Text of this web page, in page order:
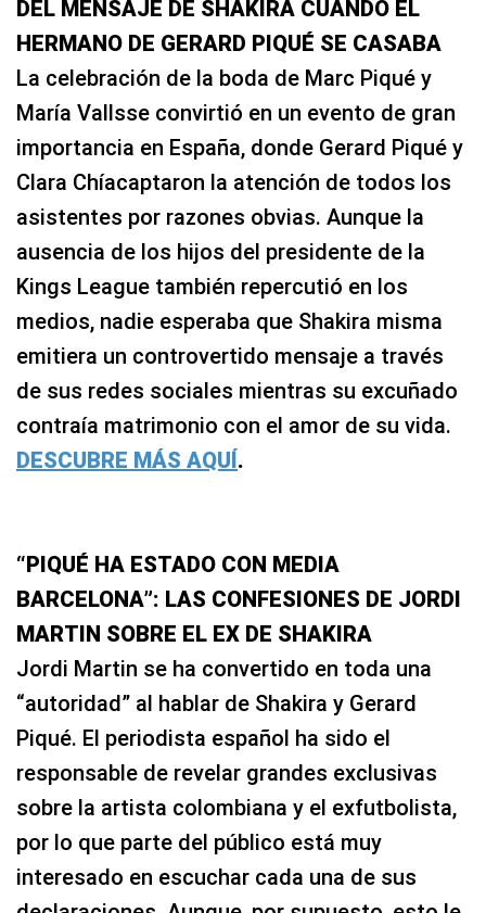
DEL MENSAJE DE SHAKIRA CUANDO EL
HERMANO DE GERARD PIQUÉ SE CASABA
La celebración de la boda de Marc Piqué y
María Vallsse convirtió en un evento de gran
importancia en España, donde Gerard Piqué y
Clara Chíacaptaron la atención de todos los
asistentes por razones obvias. Aunque la
ausencia de los hijos del presidente de la
Kings League también repercutió en los
medios, nadie esperaba que Shakira misma
emitiera un controvertido mensaje a través
de sus redes sociales mientras su excuñado
contraía matrimonio con el amor de su vida.
DESCUBRE MÁS AQUÍ.
“PIQUÉ HA ESTADO CON MEDIA
BARCELONA”: LAS CONFESIONES DE JORDI
MARTIN SOBRE EL EX DE SHAKIRA
Jordi Martin se ha convertido en toda una
“autoridad” al hablar de Shakira y Gerard
Piqué. El periodista español ha sido el
responsable de revelar grandes exclusivas
sobre la artista colombiana y el exfutbolista,
por lo que parte del público está muy
interesado en escuchar cada una de sus